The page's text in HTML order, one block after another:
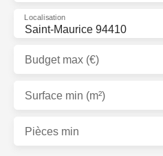
Saint-Maurice 94410
Localisation
Budget max (€)
Surface min (m²)
Pièces min